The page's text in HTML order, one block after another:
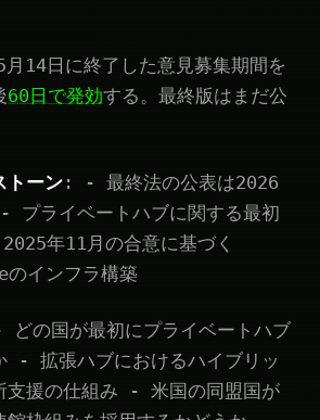
14日に終了した意見募集期間を
60日で発効する。最終版はまだ公
トーン : - 最終法の公表は2026
プライベートハブに関する最初
年11月の合意に基づく
インフラ構築
の国が最初にプライベートハブ
- 拡張ハブにおけるハイブリッ
支援の仕組み - 米国の同盟国が